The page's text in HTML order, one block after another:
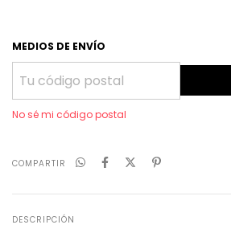
MEDIOS DE ENVÍO
No sé mi código postal
COMPARTIR
DESCRIPCIÓN